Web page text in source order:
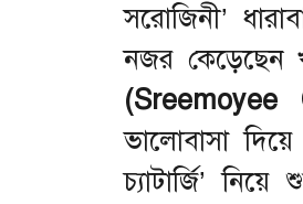
সরোজিনী’
নজর কেড়েছেন
(Sreemoyee
ভালোবাসা দিয়ে
চ্যাটার্জি’